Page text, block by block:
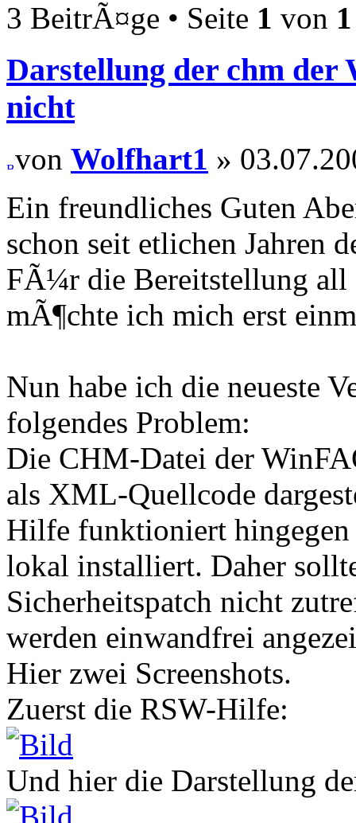
3 BeitrÃ¤ge • Seite 1 von 1
Darstellung der chm
nicht
von Wolfhart1 »
Ein freundliches Guten
schon seit etlichen Jahren
FÃ¼r die Bereitstellung all
mÃ¶chte ich mich erst
Nun habe ich die neueste
folgendes Problem:
Die CHM-Datei der
als XML-Quellcode
Hilfe funktioniert
lokal installiert. Daher
Sicherheitspatch nicht
werden einwandfrei
Hier zwei Screenshots.
Zuerst die RSW-Hilfe:
Und hier die Darstellung